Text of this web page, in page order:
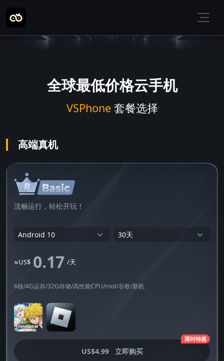
全球最低价格云手机
VSPhone套餐选择
高端真机
流畅运行，轻松开玩！
≈US$ 0.17 /天
6核/4G运存/32G存储/高性能CPU/root/谷歌/新机
US$4.99 立即购买
限时特惠